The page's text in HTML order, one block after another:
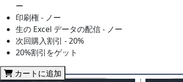
ー
印刷権 - ノー
生の Excel データの配信 - ノー
次回購入割引 - 20%
20%割引をゲット
カートに追加